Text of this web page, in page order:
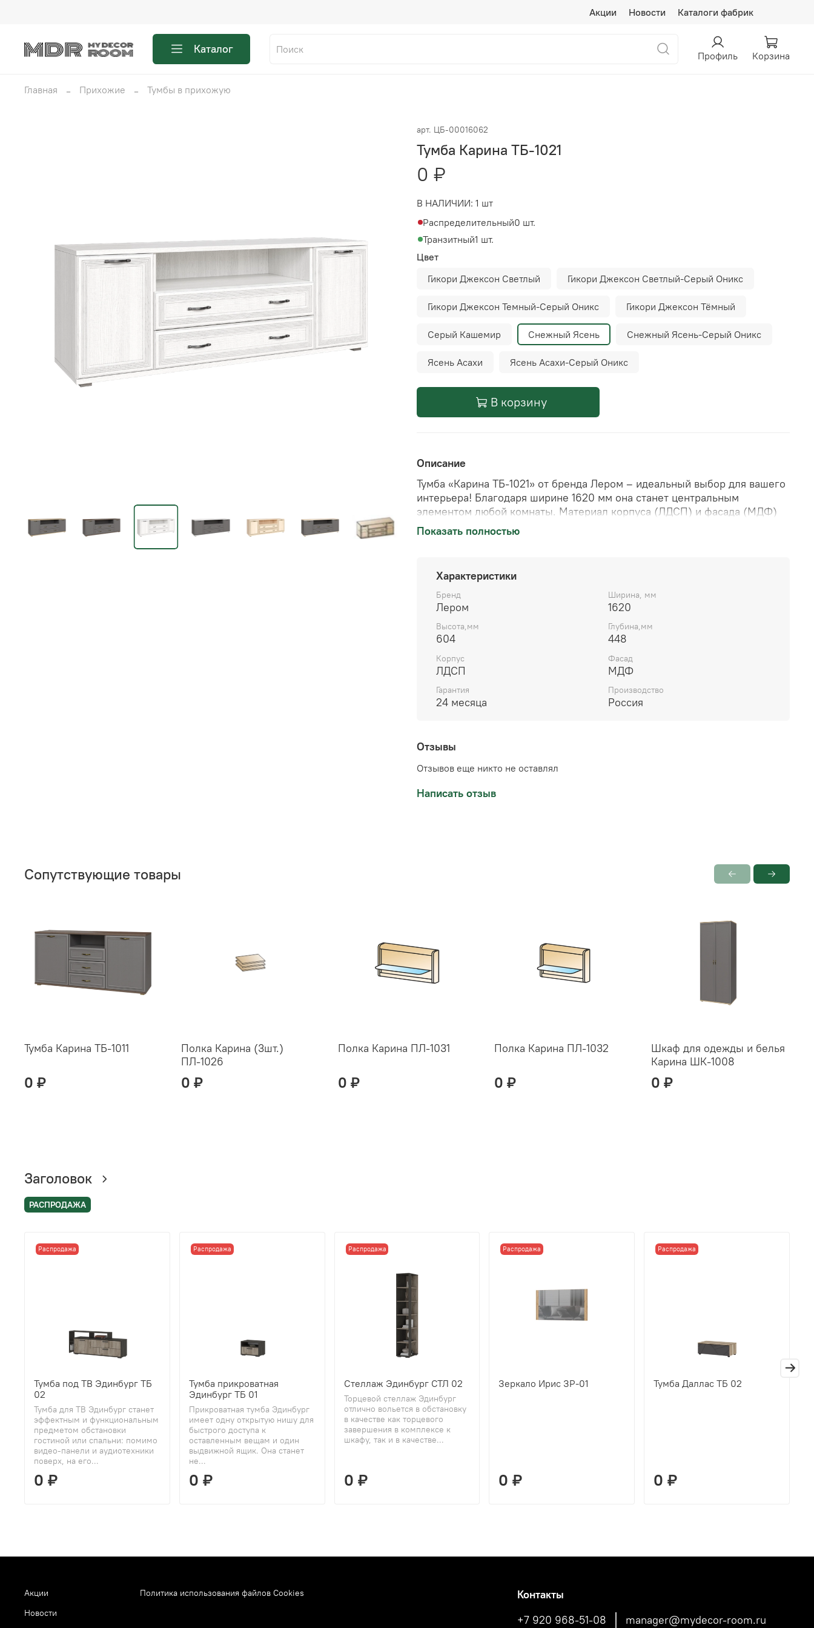
Акции Новости Каталоги фабрик
Каталог Профиль Корзина
Главная Прихожие Тумбы в прихожую
арт. ЦБ-00016062
Тумба Карина ТБ-1021
0 ₽
В НАЛИЧИИ: 1 шт
Распределительный0 шт.
Транзитный1 шт.
Цвет
Гикори Джексон Светлый
Гикори Джексон Светлый-Серый Оникс
Гикори Джексон Темный-Серый Оникс Гикори Джексон Тёмный
Серый Кашемир Снежный Ясень Снежный Ясень-Серый Оникс
Ясень Асахи Ясень Асахи-Серый Оникс
В корзину
Описание
Тумба «Карина ТБ-1021» от бренда Лером – идеальный выбор для вашего
интерьера! Благодаря ширине 1620 мм она станет центральным
элементом любой комнаты. Материал корпуса (ЛДСП) и фасада (МДФ)
обеспечивают прочность и долговечность мебели. Габариты тумбы
идеально подойдут под любые нужды, а российское производство
Оформите ваш интерьер выгодно вместе с тумбой «Карина».
Показать полностью
Характеристики
Бренд
Лером
Ширина, мм
1620
Высота,мм
604
Глубина,мм
448
Корпус
ЛДСП
Фасад
МДФ
Гарантия
24 месяца
Производство
Россия
Отзывы
Отзывов еще никто не оставлял
Написать отзыв
Сопутствующие товары
Тумба Карина ТБ-1011
0 ₽
Полка Карина (3шт.)
ПЛ-1026
0 ₽
Полка Карина ПЛ-1031
0 ₽
Полка Карина ПЛ-1032
0 ₽
Шкаф для одежды и белья
Карина ШК-1008
0 ₽
Заголовок
РАСПРОДАЖА
Распродажа
Тумба под ТВ Эдинбург ТБ
02
Тумба для ТВ Эдинбург станет
эффектным и функциональным
предметом обстановки
гостиной или спальни: помимо
видео-панели и аудиотехники
поверх, на его...
0 ₽
Распродажа
Тумба прикроватная
Эдинбург ТБ 01
Прикроватная тумба Эдинбург
имеет одну открытую нишу для
быстрого доступа к
оставленным вещам и один
выдвижной ящик. Она станет
не...
0 ₽
Распродажа
Стеллаж Эдинбург СТЛ 02
Торцевой стеллаж Эдинбург
отлично вольется в обстановку
в качестве как торцевого
завершения в комплексе к
шкафу, так и в качестве...
0 ₽
Распродажа
Зеркало Ирис ЗР-01
0 ₽
Распродажа
Тумба Даллас ТБ 02
0 ₽
Акции
Новости
Политика использования файлов Cookies
Контакты
+7 920 968-51-08
manager@mydecor-room.ru